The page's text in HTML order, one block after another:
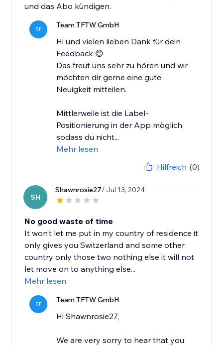
und das Abo kündigen.
TF Team TFTW GmbH
Hi und vielen lieben Dank für dein
Feedback 😊
Das freut uns sehr zu hören und wir
möchten dir gerne eine gute
Neuigkeit mitteilen.
Mittlerweile ist die Label-
Positionierung in der App möglich,
sodass du nicht...
Mehr lesen
Hilfreich (0)
SH
Shawnrosie27/ Jul 13, 2024
No good waste of time
It won’t let me put in my country of residence it
only gives you Switzerland and some other
country only those two nothing else it will not
let move on to anything else...
Mehr lesen
TF Team TFTW GmbH
Hi Shawnrosie27,
We are very sorry to hear that you